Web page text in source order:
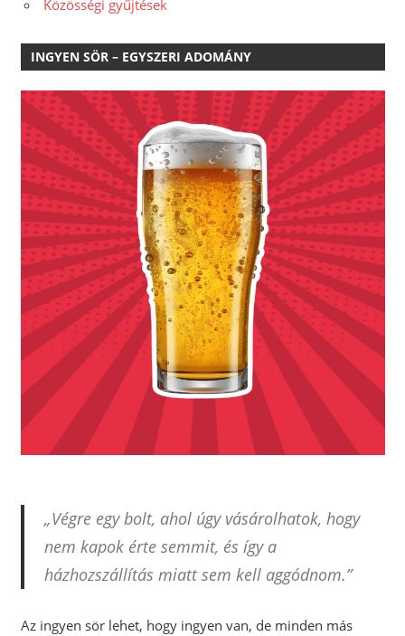
Közösségi gyűjtések
INGYEN SÖR – EGYSZERI ADOMÁNY
„Végre egy bolt, ahol úgy vásárolhatok, hogy
nem kapok érte semmit, és így a
házhozszállítás miatt sem kell aggódnom.”
Az ingyen sör lehet, hogy ingyen van, de minden más